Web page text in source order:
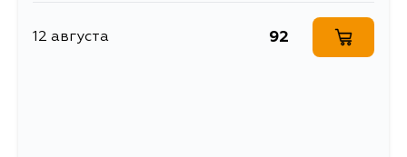
Объем упаковки, л
12 августа 92